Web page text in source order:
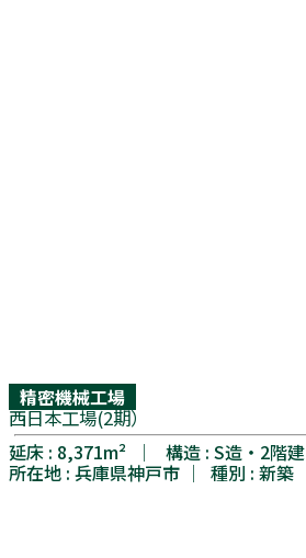
精密機械工場
西日本工場(2期）
延床 : 8,371m² │ 構造 : S造・2階建
所在地 : 兵庫県神戸市 │ 種別 : 新築